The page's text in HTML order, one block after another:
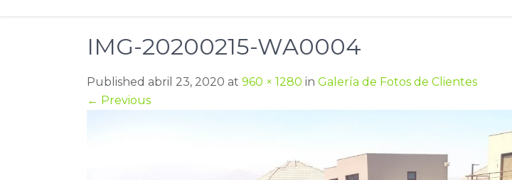
IMG-20200215-WA0004
Published abril 23, 2020 at 960 × 1280 in Galería de Fotos de Clientes
← Previous